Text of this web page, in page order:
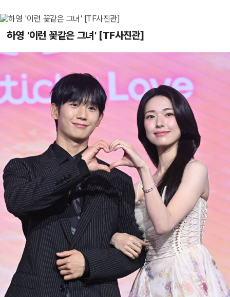
하영 '이런 꽃같은 그녀' [TF사진관]